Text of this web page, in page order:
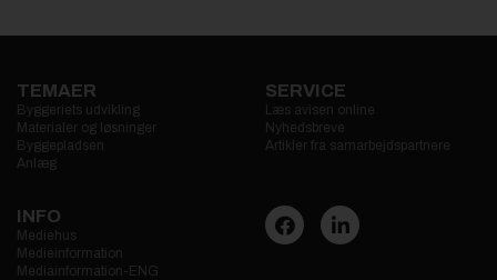
TEMAER
Byggeriets udvikling
Materialer og løsninger
Byggepladsen
Anlæg
SERVICE
Læs avisen online
Nyhedsbreve
Artikler fra samarbejdspartnere
INFO
Mediehus
Medieinformation
Mediainformation-ENG